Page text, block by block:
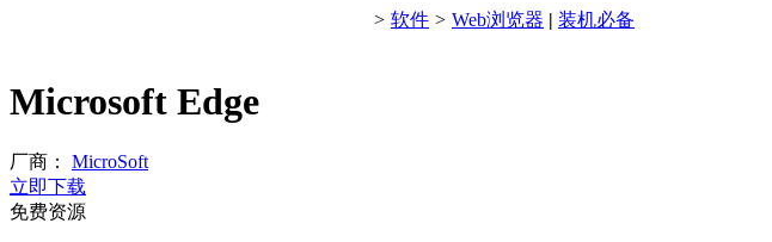
> 软件 > Web浏览器 | 装机必备
Microsoft Edge
厂商：
MicroSoft
立即下载
免费资源